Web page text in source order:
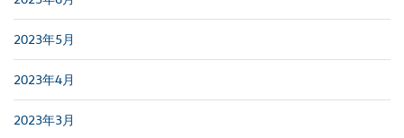
2023年5月
2023年4月
2023年3月